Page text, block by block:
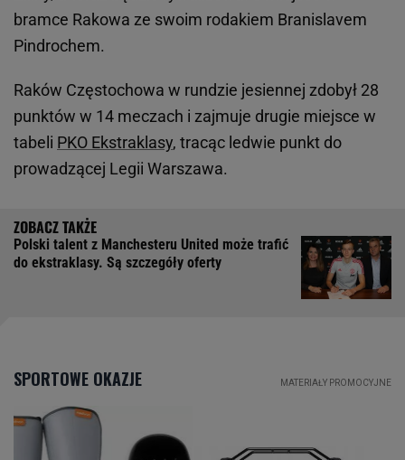
bramce Rakowa ze swoim rodakiem Branislavem
Pindrochem.
Raków Częstochowa w rundzie jesiennej zdobył 28
punktów w 14 meczach i zajmuje drugie miejsce w
tabeli PKO Ekstraklasy, tracąc ledwie punkt do
prowadzącej Legii Warszawa.
Polski talent z Manchesteru United może trafić
do ekstraklasy. Są szczegóły oferty